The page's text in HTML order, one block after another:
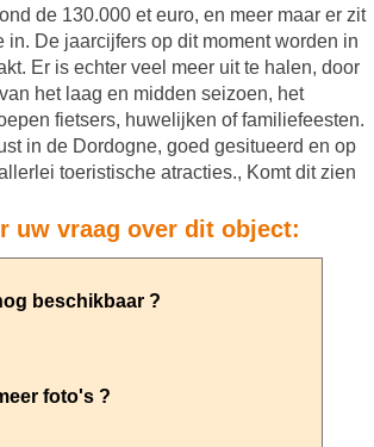
de 130.000 et euro, en meer maar er zit
in. De jaarcijfers op dit moment worden in
Er is echter veel meer uit te halen, door
het laag en midden seizoen, het
fietsers, huwelijken of familiefeesten.
in de Dordogne, goed gesitueerd en op
toeristische atracties., Komt dit zien
uw vraag over dit object: